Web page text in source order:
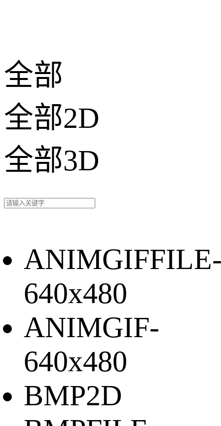
全部
全部2D
全部3D
640x480
ANIMGIF-
640x480
BMP2D